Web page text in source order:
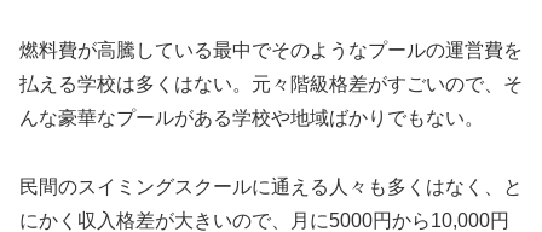
燃料費が高騰している最中でそのようなプールの運営費を
払える学校は多くはない。元々階級格差がすごいので、そ
んな豪華なプールがある学校や地域ばかりでもない。
民間のスイミングスクールに通える人々も多くはなく、と
にかく収入格差が大きいので、月に5000円から10,000円